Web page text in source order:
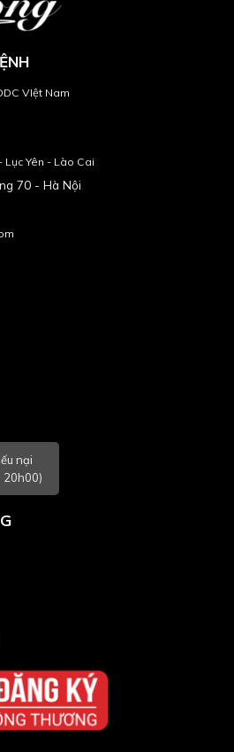
VIệt Nam
Lục Yên - Lào Cai
70 - Hà Nội
nại
20h00)